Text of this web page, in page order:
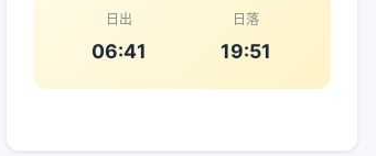
日出
06:41
日落
19:51